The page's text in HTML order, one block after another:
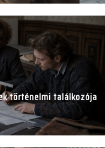
történelmi találkozója